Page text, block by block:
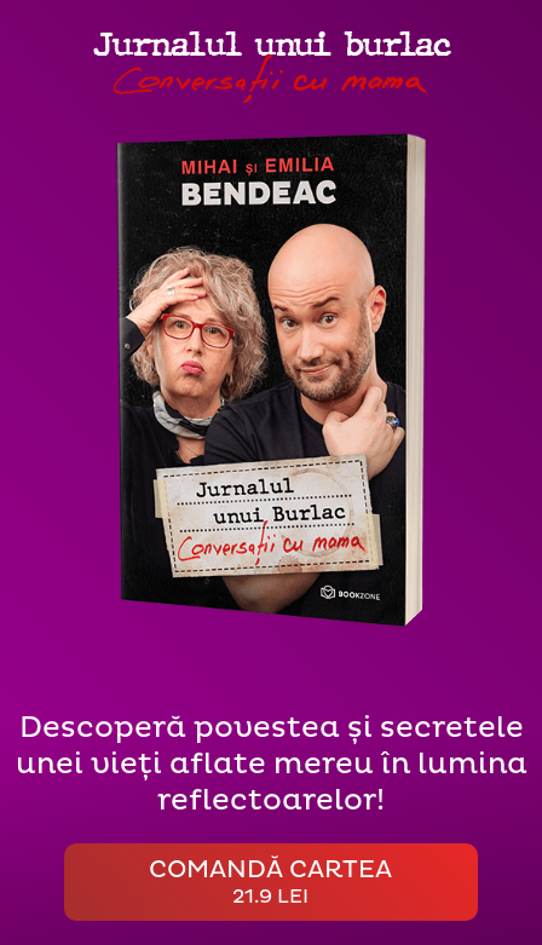
Jurnalul unui burlac
Descoperă povestea și secretele
unei vieți aflate mereu în lumina
reflectoarelor!
COMANDĂ CARTEA
21.9 LEI